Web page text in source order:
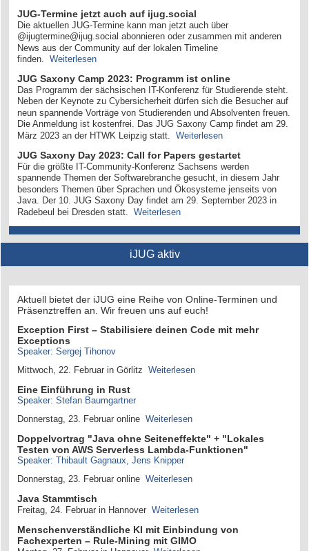
JUG-Termine jetzt auch auf ijug.social
Die aktuellen JUG-Termine kann man jetzt auch über
@ijugtermine@ijug.social abonnieren oder zusammen mit anderen
News aus der Community auf der lokalen Timeline
finden. Weiterlesen
JUG Saxony Camp 2023: Programm ist online
Das Programm der sächsischen IT-Konferenz für Studierende steht.
Neben der Keynote zu Cybersicherheit dürfen sich die Besucher auf
neun spannende Vorträge von Studierenden und Absolventen freuen.
Die Anmeldung ist kostenfrei. Das JUG Saxony Camp findet am 29.
März 2023 an der HTWK Leipzig statt.
Weiterlesen
JUG Saxony Day 2023: Call for Papers gestartet
Für die größte IT-Community-Konferenz Sachsens werden
spannende Themen der Softwarebranche gesucht, in diesem Jahr
besonders Themen über Sprachen und Ökosysteme jenseits von
Java. Der 10. JUG Saxony Day findet am 29. September 2023 in
Radebeul bei Dresden statt.
Weiterlesen
iJUG aktiv
Aktuell bietet der iJUG eine Reihe von Online-Terminen und
Präsenztreffen an. Wir freuen uns auf euch!
Exception First – Stabilisiere deinen Code mit mehr
Exceptions
Speaker: Sergej Tihonov
Mittwoch, 22. Februar in Görlitz Weiterlesen
Eine Einführung in Rust
Speaker: Stefan Baumgartner
Donnerstag, 23. Februar online Weiterlesen
Doppelvortrag "Java ohne Seiteneffekte" + "Lokales
Testen von AWS Serverless Lambda-Funktionen"
Speaker: Thibault Gagnaux, Jens Knipper
Donnerstag, 23. Februar online Weiterlesen
Java Stammtisch
Freitag, 24. Februar in Hannover Weiterlesen
Menschenverständliche KI mit Einbindung von
Fachexperten – Rule-Mining mit GIMO